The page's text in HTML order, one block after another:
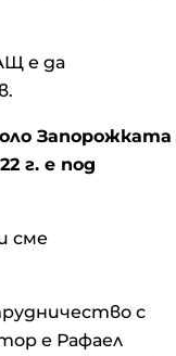
е да
Запорожката
г. е под
сме
с
е Рафаел
съд за президент
от Белград: Украйна
за скептицизъм
разработи пясъчна